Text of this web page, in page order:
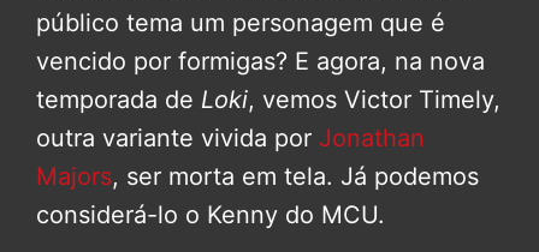
público tema um personagem que é
vencido por formigas? E agora, na nova
temporada de Loki, vemos Victor Timely,
outra variante vivida por Jonathan
Majors, ser morta em tela. Já podemos
considerá-lo o Kenny do MCU.